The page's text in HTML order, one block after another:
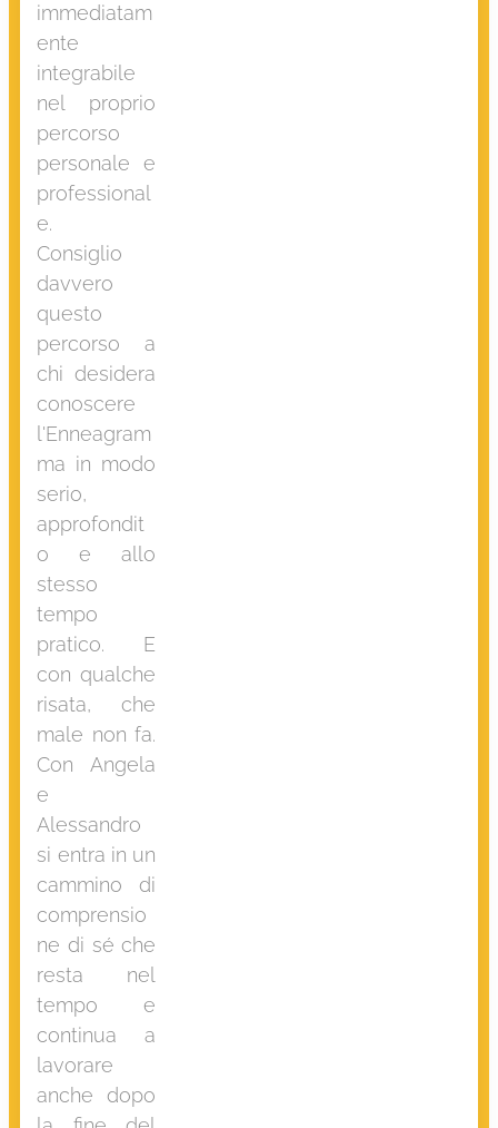
immediatam
ente
integrabile
nel proprio
percorso
personale e
professional
e.
Consiglio
davvero
questo
percorso a
chi desidera
conoscere
l'Enneagram
ma in modo
serio,
approfondit
o e allo
stesso
tempo
pratico. E
con qualche
risata, che
male non fa.
Con Angela
e
Alessandro
si entra in un
cammino di
comprensio
ne di sé che
resta nel
tempo e
continua a
lavorare
anche dopo